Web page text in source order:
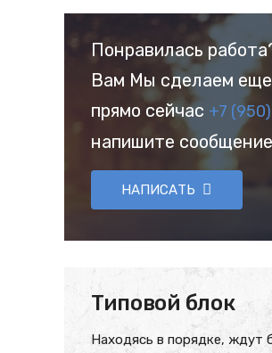
Понравилась
Вам Мы сделаем
прямо сейчас +7
напишите
НАПИСАТЬ
Типовой блок
Находясь в порядке, ждут